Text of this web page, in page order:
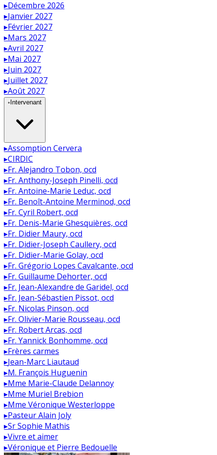
▸Décembre 2026
▸Janvier 2027
▸Février 2027
▸Mars 2027
▸Avril 2027
▸Mai 2027
▸Juin 2027
▸Juillet 2027
▸Août 2027
◦ Intervenant
▸Assomption Cervera
▸CIRDIC
▸Fr. Alejandro Tobon, ocd
▸Fr. Anthony-Joseph Pinelli, ocd
▸Fr. Antoine-Marie Leduc, ocd
▸Fr. Benoît-Antoine Merminod, ocd
▸Fr. Cyril Robert, ocd
▸Fr. Denis-Marie Ghesquières, ocd
▸Fr. Didier Maury, ocd
▸Fr. Didier-Joseph Caullery, ocd
▸Fr. Didier-Marie Golay, ocd
▸Fr. Grégorio Lopes Cavalcante, ocd
▸Fr. Guillaume Dehorter, ocd
▸Fr. Jean-Alexandre de Garidel, ocd
▸Fr. Jean-Sébastien Pissot, ocd
▸Fr. Nicolas Pinson, ocd
▸Fr. Olivier-Marie Rousseau, ocd
▸Fr. Robert Arcas, ocd
▸Fr. Yannick Bonhomme, ocd
▸Frères carmes
▸Jean-Marc Liautaud
▸M. François Huguenin
▸Mme Marie-Claude Delannoy
▸Mme Muriel Brebion
▸Mme Véronique Westerloppe
▸Pasteur Alain Joly
▸Sr Sophie Mathis
▸Vivre et aimer
▸Véronique et Pierre Bedouelle